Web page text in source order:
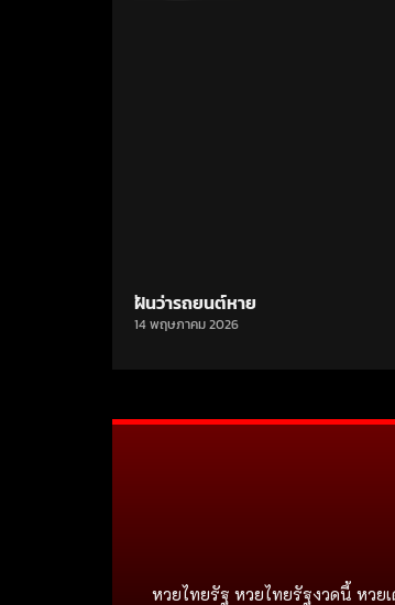
ฝันว่ารถยนต์หาย
14 พฤษภาคม 2026
หวยไทยรัฐ หวยไทยรัฐงวดนี้ หว